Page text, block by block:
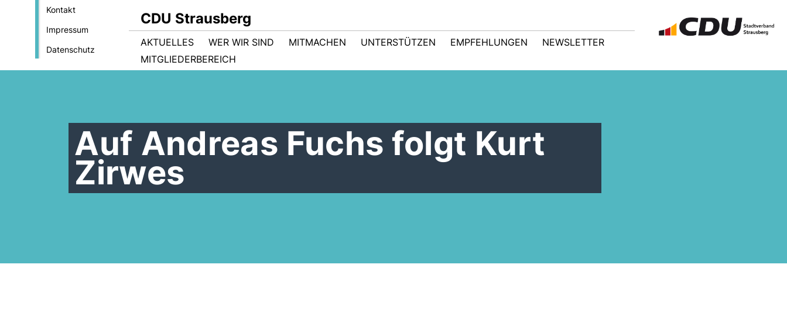
Kontakt
Impressum
Datenschutz
CDU Strausberg
AKTUELLES WER WIR SIND MITMACHEN UNTERSTÜTZEN EMPFEHLUNGEN
NEWSLETTER
MITGLIEDERBEREICH
Auf Andreas Fuchs folgt Kurt
Zirwes